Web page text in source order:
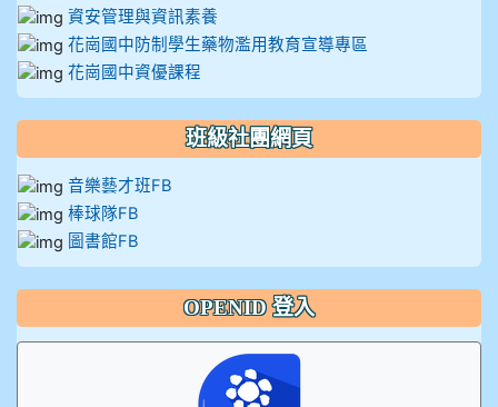
資安管理與資訊素養
花崗國中防制學生藥物濫用教育宣導專區
花崗國中資優課程
班級社團網頁
音樂藝才班FB
棒球隊FB
圖書館FB
OPENID 登入